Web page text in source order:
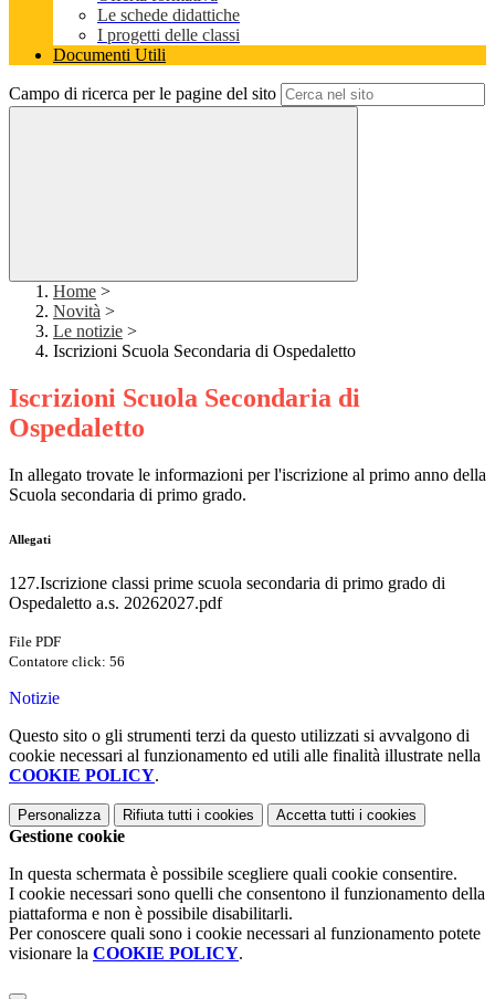
Le schede didattiche
I progetti delle classi
Documenti Utili
Campo di ricerca per le pagine del sito
Home >
Novità >
Le notizie >
Iscrizioni Scuola Secondaria di Ospedaletto
Iscrizioni Scuola Secondaria di
Ospedaletto
In allegato trovate le informazioni per l'iscrizione al primo anno della
Scuola secondaria di primo grado.
Allegati
127.Iscrizione classi prime scuola secondaria di primo grado di
Ospedaletto a.s. 20262027.pdf
File PDF
Contatore click: 56
Notizie
Questo sito o gli strumenti terzi da questo utilizzati si avvalgono di
cookie necessari al funzionamento ed utili alle finalità illustrate nella
COOKIE POLICY.
Personalizza Rifiuta tutti i cookies Accetta tutti i cookies
Gestione cookie
In questa schermata è possibile scegliere quali cookie consentire.
I cookie necessari sono quelli che consentono il funzionamento della
piattaforma e non è possibile disabilitarli.
Per conoscere quali sono i cookie necessari al funzionamento potete
visionare la COOKIE POLICY.